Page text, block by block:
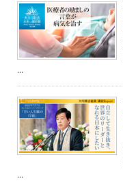
...
...